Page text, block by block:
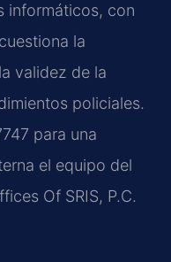
informáticos, con
la
validez de la
policiales.
para una
el equipo del
Of SRIS, P.C.